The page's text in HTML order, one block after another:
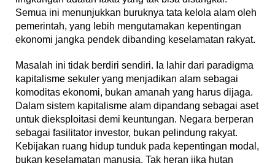
Semua ini menunjukkan buruknya tata kelola alam oleh
pemerintah, yang lebih mengutamakan kepentingan
ekonomi jangka pendek dibanding keselamatan rakyat.
Masalah ini tidak berdiri sendiri. Ia lahir dari paradigma
kapitalisme sekuler yang menjadikan alam sebagai
komoditas ekonomi, bukan amanah yang harus dijaga.
Dalam sistem kapitalisme alam dipandang sebagai aset
untuk dieksploitasi demi keuntungan. Negara berperan
sebagai fasilitator investor, bukan pelindung rakyat.
Kebijakan ruang hidup tunduk pada kepentingan modal,
bukan keselamatan manusia. Tak heran jika hutan